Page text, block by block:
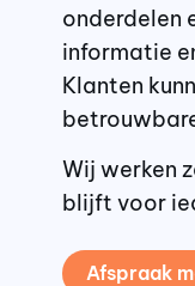
onderdelen
informatie
Klanten
Wij werken
blijft voor
Afspraak